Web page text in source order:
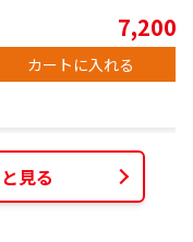
7,200
カートに入れる
見る